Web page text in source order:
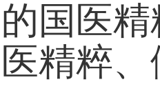
的国医
医精粹